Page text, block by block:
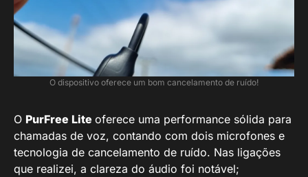
O dispositivo oferece um bom cancelamento de ruído!
O PurFree Lite oferece uma performance sólida para
chamadas de voz, contando com dois microfones e
tecnologia de cancelamento de ruído. Nas ligações
que realizei, a clareza do áudio foi notável;